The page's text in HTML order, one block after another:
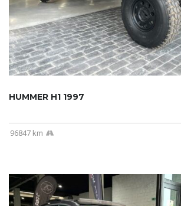
HUMMER H1 1997
96847 km